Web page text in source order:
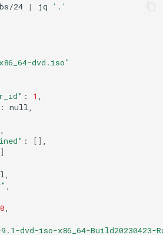
24 | jq
'.'
dvd.iso"
: 1
:
: []
0
dvd-iso-x86_64-